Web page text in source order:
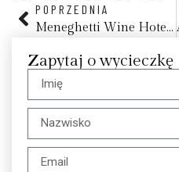
POPRZEDNIA
Meneghetti Wine Hotel & Winery Relais and Chateaux
Zapytaj o wycieczkę